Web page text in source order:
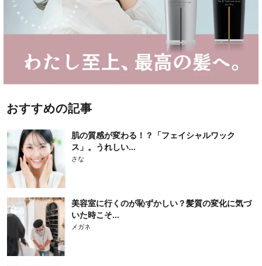
おすすめの記事
肌の質感が変わる！？「フェイシャルワック
ス」。うれしい...
さな
美容室に行くのが恥ずかしい？髪質の変化に気づ
いた時こそ...
メガネ